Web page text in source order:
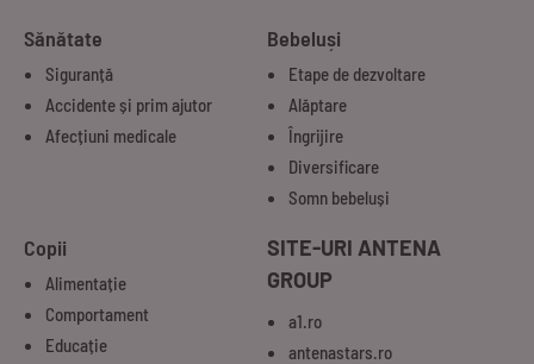
Sănătate
Siguranță
Accidente și prim ajutor
Afecțiuni medicale
Bebeluși
Etape de dezvoltare
Alăptare
Îngrijire
Diversificare
Somn bebeluși
Copii
Alimentație
Comportament
Educație
SITE-URI ANTENA
GROUP
a1.ro
antenastars.ro